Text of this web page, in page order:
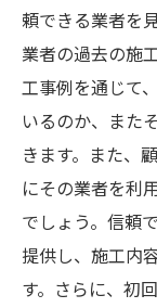
頼できる業者を
業者の過去の施
工事例を通じて
いるのか、また
きます。また、
にその業者を利
でしょう。信頼
提供し、施工内
す。さらに、初